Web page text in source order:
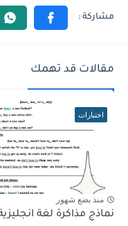
مقالات قد تهمك
اختبارات
منذ بضع شهور
نماذج مذاكرة لغة